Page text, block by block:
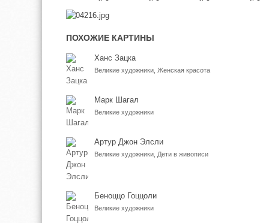
ПОХОЖИЕ КАРТИНЫ
Ханс Зацка
Великие художники, Женская красота
Марк Шагал
Великие художники
Артур Джон Элсли
Великие художники, Дети в живописи
Беноццо Гоццоли
Великие художники